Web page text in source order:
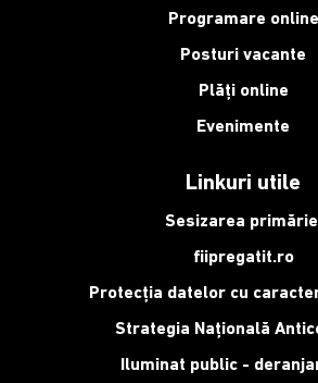
Programare online
Posturi vacante
Plăți online
Evenimente
Linkuri utile
Sesizarea
fiipregatit.ro
Protecția datelor cu
Strategia Națională
Iluminat public -